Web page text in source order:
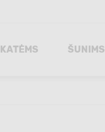
KATĖMS ŠUNIMS